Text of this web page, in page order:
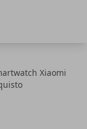
Xiaomi